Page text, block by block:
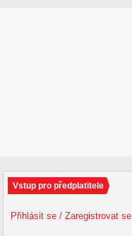
Vstup pro předplatitele
Přihlásit se / Zaregistrovat se